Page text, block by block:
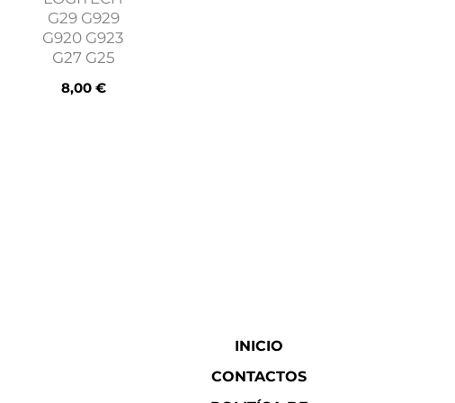
G29 G929
G920 G923
G27 G25
8,00 €
INICIO
CONTACTOS